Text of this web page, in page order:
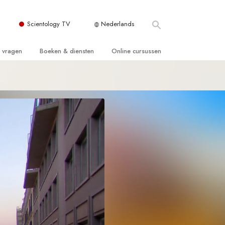
Scientology TV Nederlands
Kerk
van Scientology
Boeken & diensten
voor beginners
Online cursussen
De Drijfveren van het Bestaan
De Componenten van Begrip
Oplossingen voor een Gevaarlijke
Omgeving
Assisten voor Ziektes en Verwondingen
Integriteit en Eerlijkheid
Het Huwelijk